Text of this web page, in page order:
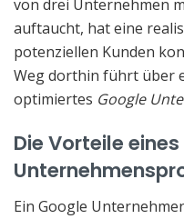
von drei Unternehmen
auftaucht, hat eine
potenziellen Kunden
Weg dorthin führt über
optimiertes Google
Die Vorteile
Ein Google